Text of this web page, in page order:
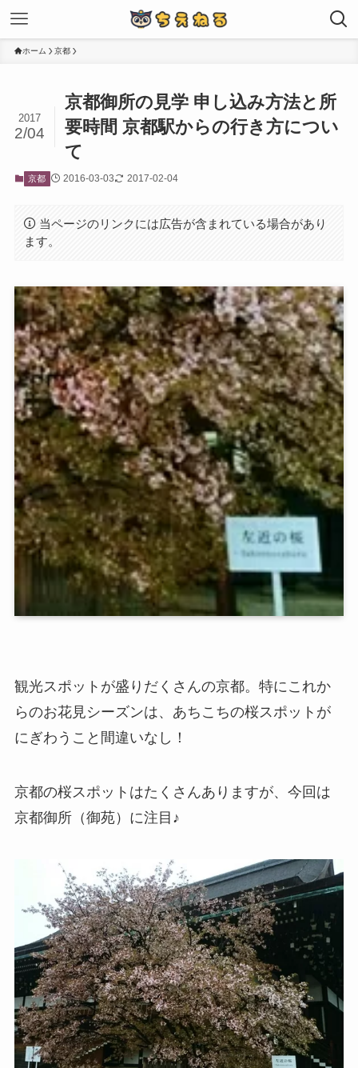
ホーム 京都
京都御所の見学 申し込み方法と所
要時間 京都駅からの行き方につい
て
2017
2/04
京都 2016-03-03 2017-02-04
当ページのリンクには広告が含まれている場合があり
ます。
観光スポットが盛りだくさんの京都。特にこれか
らのお花見シーズンは、あちこちの桜スポットが
にぎわうこと間違いなし！
京都の桜スポットはたくさんありますが、今回は
京都御所（御苑）に注目♪